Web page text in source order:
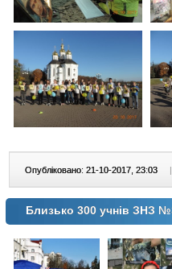
Опубліковано: 21-10-2017, 23:03 |
Близько 300 учнів ЗНЗ